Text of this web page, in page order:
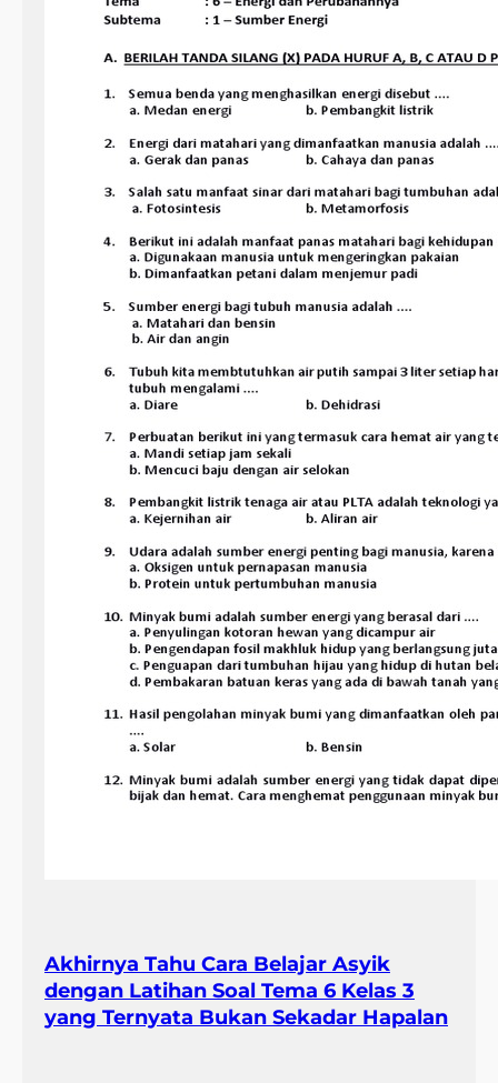
Akhirnya Tahu Cara Belajar Asyik
dengan Latihan Soal Tema 6 Kelas 3
yang Ternyata Bukan Sekadar Hapalan